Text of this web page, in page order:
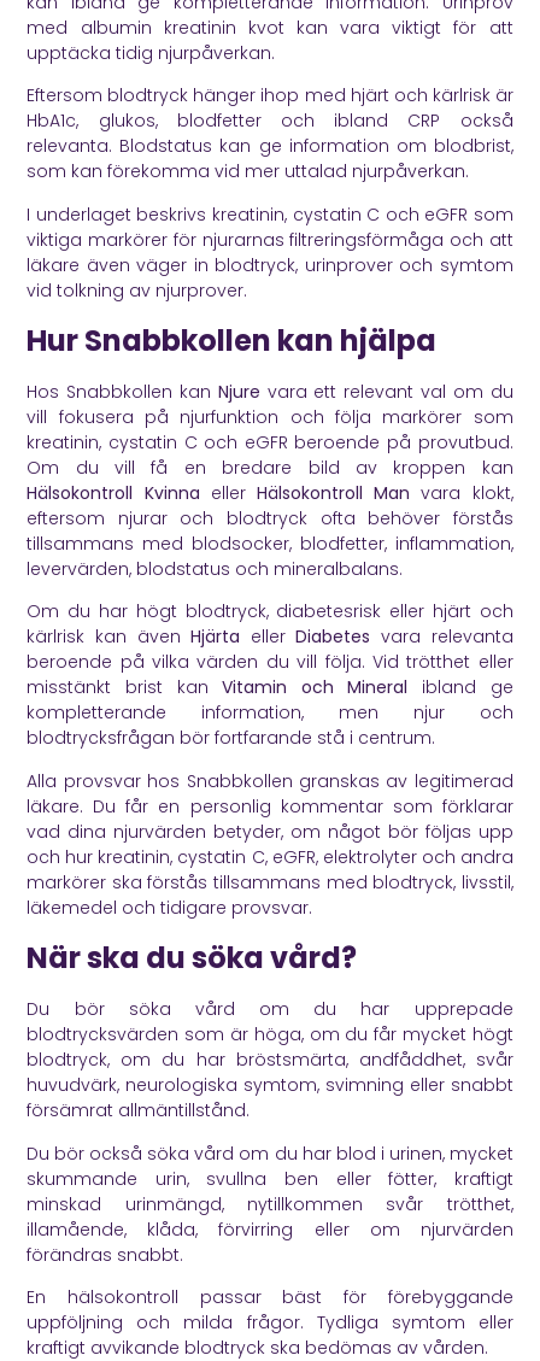
med albumin kreatinin kvot kan vara viktigt för att
upptäcka tidig njurpåverkan.
Eftersom blodtryck hänger ihop med hjärt och kärlrisk är
HbA1c, glukos, blodfetter och ibland CRP också
relevanta. Blodstatus kan ge information om blodbrist,
som kan förekomma vid mer uttalad njurpåverkan.
I underlaget beskrivs kreatinin, cystatin C och eGFR som
viktiga markörer för njurarnas filtreringsförmåga och att
läkare även väger in blodtryck, urinprover och symtom
vid tolkning av njurprover.
Hur Snabbkollen kan hjälpa
Hos Snabbkollen kan Njure vara ett relevant val om du
vill fokusera på njurfunktion och följa markörer som
kreatinin, cystatin C och eGFR beroende på provutbud.
Om du vill få en bredare bild av kroppen kan
Hälsokontroll Kvinna eller Hälsokontroll Man vara klokt,
eftersom njurar och blodtryck ofta behöver förstås
tillsammans med blodsocker, blodfetter, inflammation,
levervärden, blodstatus och mineralbalans.
Om du har högt blodtryck, diabetesrisk eller hjärt och
kärlrisk kan ävenHjärta ellerDiabetes vara relevanta
beroende på vilka värden du vill följa. Vid trötthet eller
misstänkt brist kanVitamin och Mineral ibland ge
kompletterande information, men njur och
blodtrycksfrågan bör fortfarande stå i centrum.
Alla provsvar hos Snabbkollen granskas av legitimerad
läkare. Du får en personlig kommentar som förklarar
vad dina njurvärden betyder, om något bör följas upp
och hur kreatinin, cystatin C, eGFR, elektrolyter och andra
markörer ska förstås tillsammans med blodtryck, livsstil,
läkemedel och tidigare provsvar.
När ska du söka vård?
Du bör söka vård om du har upprepade
blodtrycksvärden som är höga, om du får mycket högt
blodtryck, om du har bröstsmärta, andfåddhet, svår
huvudvärk, neurologiska symtom, svimning eller snabbt
försämrat allmäntillstånd.
Du bör också söka vård om du har blod i urinen, mycket
skummande urin, svullna ben eller fötter, kraftigt
minskad urinmängd, nytillkommen svår trötthet,
illamående, klåda, förvirring eller om njurvärden
förändras snabbt.
En hälsokontroll passar bäst för förebyggande
uppföljning och milda frågor. Tydliga symtom eller
kraftigt avvikande blodtryck ska bedömas av vården.